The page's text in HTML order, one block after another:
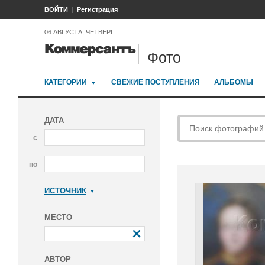
ВОЙТИ Регистрация
06 АВГУСТА, ЧЕТВЕРГ
Фото
КАТЕГОРИИ СВЕЖИЕ ПОСТУПЛЕНИЯ АЛЬБОМЫ
ДАТА
с
по
ИСТОЧНИК
МЕСТО
АВТОР